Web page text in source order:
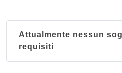
Attualmente nessun
requisiti